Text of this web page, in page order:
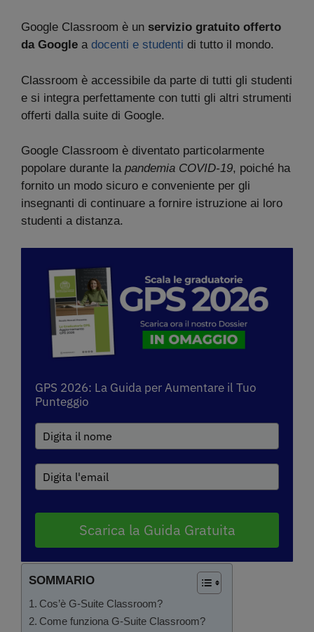
Google Classroom è un servizio gratuito offerto
da Google a docenti e studenti di tutto il mondo.
Classroom è accessibile da parte di tutti gli studenti
e si integra perfettamente con tutti gli altri strumenti
offerti dalla suite di Google.
Google Classroom è diventato particolarmente
popolare durante la pandemia COVID-19, poiché ha
fornito un modo sicuro e conveniente per gli
insegnanti di continuare a fornire istruzione ai loro
studenti a distanza.
GPS 2026: La Guida per Aumentare il Tuo
Punteggio
Scarica la Guida Gratuita
SOMMARIO
Cos’è G-Suite Classroom?
Come funziona G-Suite Classroom?